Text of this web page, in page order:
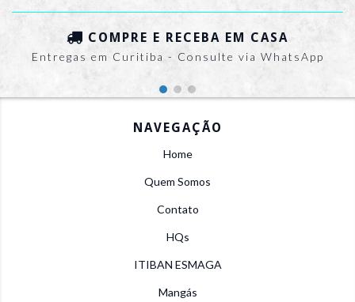
COMPRE E RECEBA EM CASA
Entregas em Curitiba - Consulte via WhatsApp
NAVEGAÇÃO
Home
Quem Somos
Contato
HQs
ITIBAN ESMAGA
Mangás